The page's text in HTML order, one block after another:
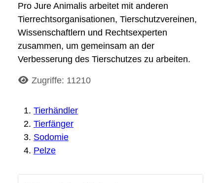
Pro Jure Animalis arbeitet mit anderen
Tierrechtsorganisationen, Tierschutzvereinen,
Wissenschaftlern und Rechtsexperten
zusammen, um gemeinsam an der
Verbesserung des Tierschutzes zu arbeiten.
DetailsZugriffe: 11210
Tierhändler
Tierfänger
Sodomie
Pelze